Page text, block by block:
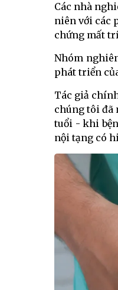
Các nhà
niên với các
chứng mất
Nhóm
phát triển
Tác giả
chúng tôi đã
tuổi - khi
nội tạng có